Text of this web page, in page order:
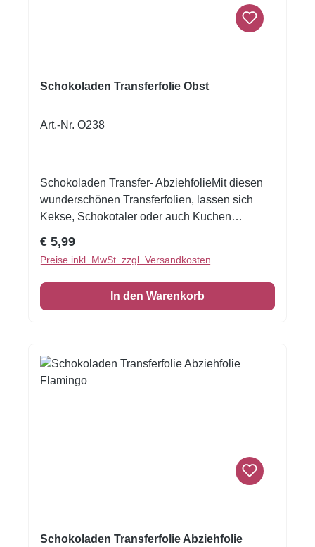
Schokoladen Transferfolie Obst
Art.-Nr. O238
Schokoladen Transfer- AbziehfolieMit diesen
wunderschönen Transferfolien, lassen sich
Kekse, Schokotaler oder auch Kuchen
Sie die Schokolade, streichen Sie die
Schokolade auf die Transferfolie, eventuell mit
einer Aufstreichmatte und lassen Sie diese fest
werden. Folie zum Schluss vorsichtig
Regulärer Preis:
€ 5,99
Preise inkl. MwSt. zzgl. Versandkosten
In den Warenkorb
Schokoladen Transferfolie Abziehfolie